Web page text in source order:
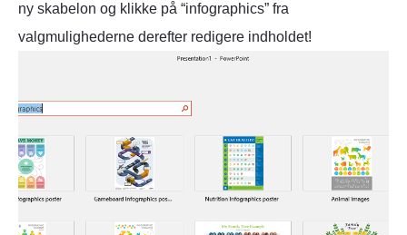
ny skabelon og klikke på “infographics” fra
valgmulighederne derefter redigere indholdet!